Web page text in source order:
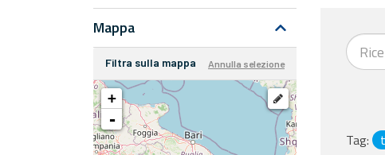
Mappa
Filtra sulla mappa Annulla selezione
+
-
Tag: